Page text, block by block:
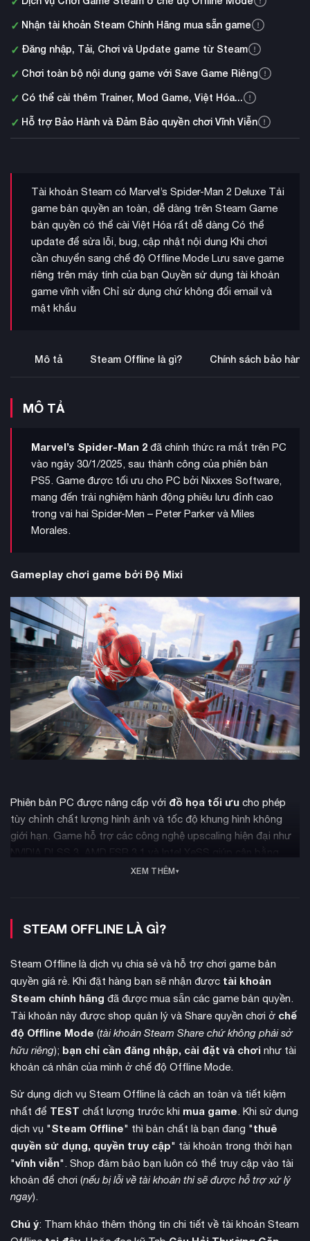
✓ Nhận tài khoản Steam Chính Hãng mua sẵn game
✓ Đăng nhập, Tải, Chơi và Update game từ Steam
✓ Chơi toàn bộ nội dung game với Save Game Riêng
✓ Có thể cài thêm Trainer, Mod Game, Việt Hóa...
✓ Hỗ trợ Bảo Hành và Đảm Bảo quyền chơi Vĩnh Viễn
Tài khoản Steam có Marvel’s Spider-Man 2 Deluxe Tải
game bản quyền an toàn, dễ dàng trên Steam Game
bản quyền có thể cài Việt Hóa rất dễ dàng Có thể
update để sửa lỗi, bug, cập nhật nội dung Khi chơi
cần chuyển sang chế độ Offline Mode Lưu save game
riêng trên máy tính của bạn Quyền sử dụng tài khoản
game vĩnh viễn Chỉ sử dụng chứ không đổi email và
mật khẩu
Mô tả Steam Offline là gì? Chính sách bảo hành
MÔ TẢ
Marvel’s Spider-Man 2 đã chính thức ra mắt trên PC
vào ngày 30/1/2025, sau thành công của phiên bản
PS5. Game được tối ưu cho PC bởi Nixxes Software,
mang đến trải nghiệm hành động phiêu lưu đỉnh cao
trong vai hai Spider-Men – Peter Parker và Miles
Morales.
Gameplay chơi game bởi Độ Mixi
Phiên bản PC được nâng cấp với đồ họa tối ưu cho phép
tùy chỉnh chất lượng hình ảnh và tốc độ khung hình không
giới hạn. Game hỗ trợ các công nghệ upscaling hiện đại như
NVIDIA DLSS 3, AMD FSR 3.1 và Intel XeSS giúp cân bằng
giữa hiệu năng và chất lượng hình ảnh.
Ray tracing trên PC được cải tiến vớiphản xạ, bóng đổ và
ánh sáng môi trườngchân thực. Đặc biệt với GPU NVIDIA
GeForce RTX, công nghệ DLSS Ray Reconstruction tạo nên
hình ảnh ray-traced sắc nét và chính xác hơn thông qua AI.
XEM THÊM
STEAM OFFLINE LÀ GÌ?
Steam Offline là dịch vụ chia sẻ và hỗ trợ chơi game bản
quyền giá rẻ. Khi đặt hàng bạn sẽ nhận được tài khoản
Steam chính hãng đã được mua sẵn các game bản quyền.
Tài khoản này được shop quản lý và Share quyền chơi ở chế
độ Offline Mode (tài khoản Steam Share chứ không phải sở
hữu riêng); bạn chỉ cần đăng nhập, cài đặt và chơi như tài
khoản cá nhân của mình ở chế độ Offline Mode.
Sử dụng dịch vụ Steam Offline là cách an toàn và tiết kiệm
nhất để TEST chất lượng trước khi mua game. Khi sử dụng
dịch vụ "Steam Offline" thì bản chất là bạn đang "thuê
quyền sử dụng, quyền truy cập" tài khoản trong thời hạn
"vĩnh viễn". Shop đảm bảo bạn luôn có thể truy cập vào tài
khoản để chơi (nếu bị lỗi về tài khoản thì sẽ được hỗ trợ xử lý
ngay).
Chú ý: Tham khảo thêm thông tin chi tiết về tài khoản Steam